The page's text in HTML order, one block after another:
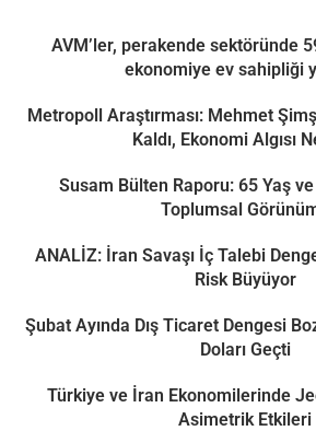
AVM’ler, perakende sektöründe
ekonomiye ev sahipliği
Metropoll Araştırması: Mehmet
Kaldı, Ekonomi Algısı
Susam Bülten Raporu: 65 Yaş
Toplumsal
ANALİZ: İran Savaşı İç Talebi
Risk Büyüyor
Şubat Ayında Dış Ticaret Dengesi
Doları Geçti
Türkiye ve İran Ekonomilerinde
Asimetrik Etkileri